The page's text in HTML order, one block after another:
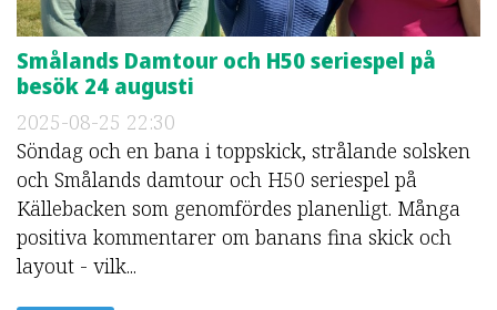
Smålands Damtour och H50 seriespel på
besök 24 augusti
2025-08-25 22:30
Söndag och en bana i toppskick, strålande solsken
och Smålands damtour och H50 seriespel på
Källebacken som genomfördes planenligt. Många
positiva kommentarer om banans fina skick och
layout - vilk...